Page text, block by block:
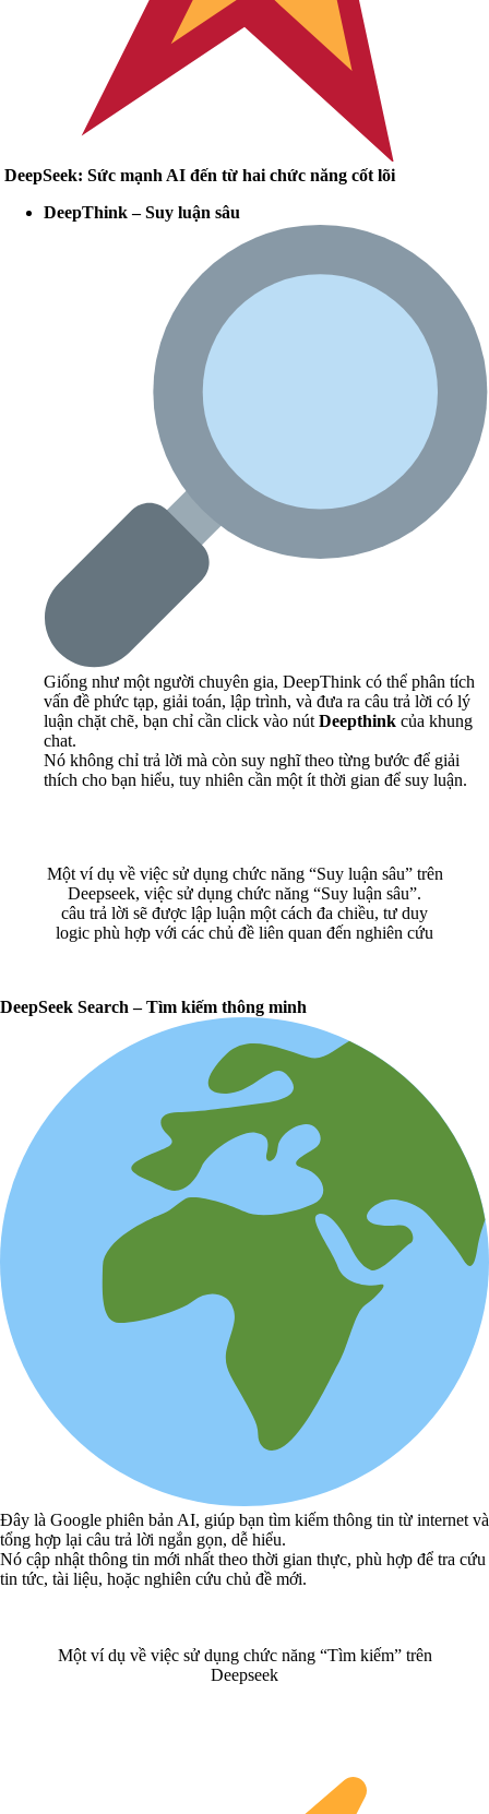
DeepSeek: Sức mạnh AI đến từ hai chức năng cốt lõi
DeepThink – Suy luận sâu
Giống như một người chuyên gia, DeepThink có thể phân tích
vấn đề phức tạp, giải toán, lập trình, và đưa ra câu trả lời có lý
luận chặt chẽ, bạn chỉ cần click vào nút Deepthink của khung
chat.
Nó không chỉ trả lời mà còn suy nghĩ theo từng bước để giải
thích cho bạn hiểu, tuy nhiên cần một ít thời gian để suy luận.
Một ví dụ về việc sử dụng chức năng “Suy luận sâu” trên
Deepseek, việc sử dụng chức năng “Suy luận sâu”.
câu trả lời sẽ được lập luận một cách đa chiều, tư duy
logic phù hợp với các chủ đề liên quan đến nghiên cứu
DeepSeek Search – Tìm kiếm thông minh
Đây là Google phiên bản AI, giúp bạn tìm kiếm thông tin từ internet và
tổng hợp lại câu trả lời ngắn gọn, dễ hiểu.
Nó cập nhật thông tin mới nhất theo thời gian thực, phù hợp để tra cứu
tin tức, tài liệu, hoặc nghiên cứu chủ đề mới.
Một ví dụ về việc sử dụng chức năng “Tìm kiếm” trên
Deepseek